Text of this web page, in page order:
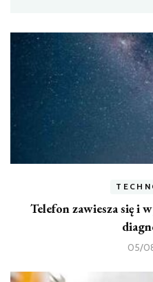
Telefon zawiesza się i
05/